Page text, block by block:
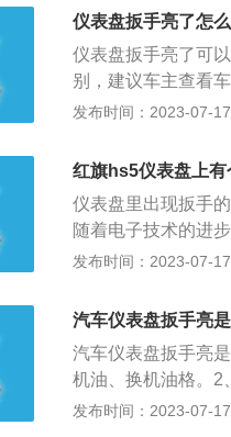
没有按要求添加，
的燃油或机油。3
塞等都会引起发动
故障灯以示警告。
持车容整洁、技术
长使用周期。
仪表盘扳手亮了怎
仪表盘扳手亮了可
别，建议车主查看
亮了，是提醒车主
要保养。有的车型
动消失，必须通过
发布时间：2023-07-
红旗hs5仪表盘上有
仪表盘里出现扳手
随着电子技术的进
仪表已经被迅速采
辆各系统工作状况
车运行参数信息，
发布时间：2023-07-
汽车仪表盘扳手亮
汽车仪表盘扳手亮
机油、换机油格。2
查四轮气压并补充
发布时间：2023-07-